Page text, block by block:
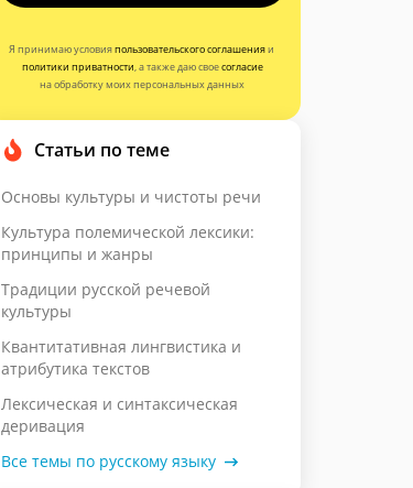
Я принимаю условияпользовательского соглашенияи
политики приватности, а также даю своесогласие
на обработку моих персональных данных
Статьи по теме
Основы культуры и чистоты речи
Культура полемической лексики:
принципы и жанры
Традиции русской речевой
культуры
Квантитативная лингвистика и
атрибутика текстов
Лексическая и синтаксическая
деривация
Все темы по русскому языку